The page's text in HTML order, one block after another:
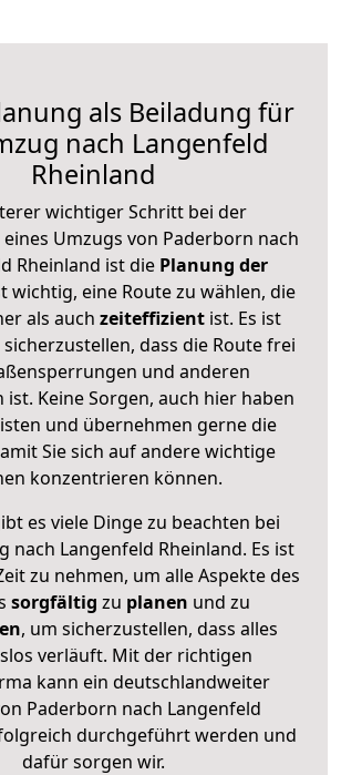
als Beiladung für
nach Langenfeld
Rheinland
wichtiger Schritt bei der
Umzugs von Paderborn nach
Rheinland ist die Planung der
wichtig, eine Route zu wählen, die
als auch zeiteffizientist. Es ist
dass die Route frei
und anderen
ist. Keine Sorgen, auch hier haben
und übernehmen gerne die
Sie sich auf andere wichtige
konzentrieren können.
es viele Dinge zu beachten bei
nach Langenfeld Rheinland. Es ist
zu nehmen, um alle Aspekte des
sorgfältig zu planen und zu
, um sicherzustellen, dass alles
verläuft. Mit der richtigen
kann ein deutschlandweiter
Paderborn nach Langenfeld
durchgeführt werden und
dafür sorgen wir.